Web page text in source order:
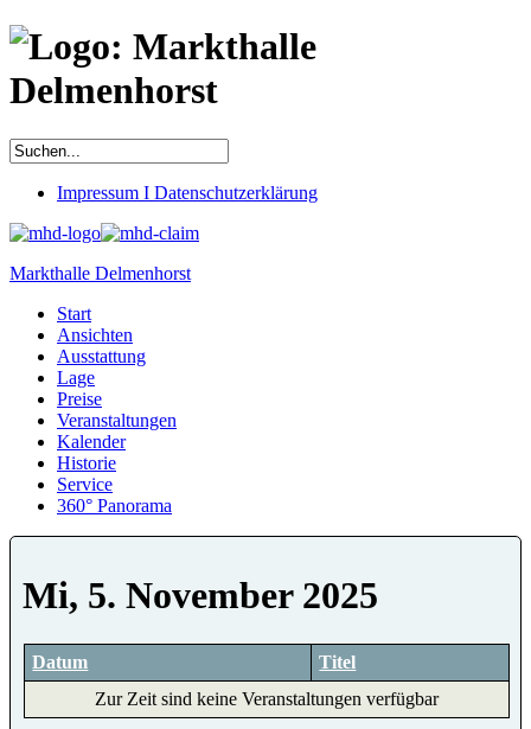
Impressum I Datenschutzerklärung
Markthalle Delmenhorst
Start
Ansichten
Ausstattung
Lage
Preise
Veranstaltungen
Kalender
Historie
Service
360° Panorama
Mi, 5. November 2025
Datum
Titel
Zur Zeit sind keine Veranstaltungen verfügbar